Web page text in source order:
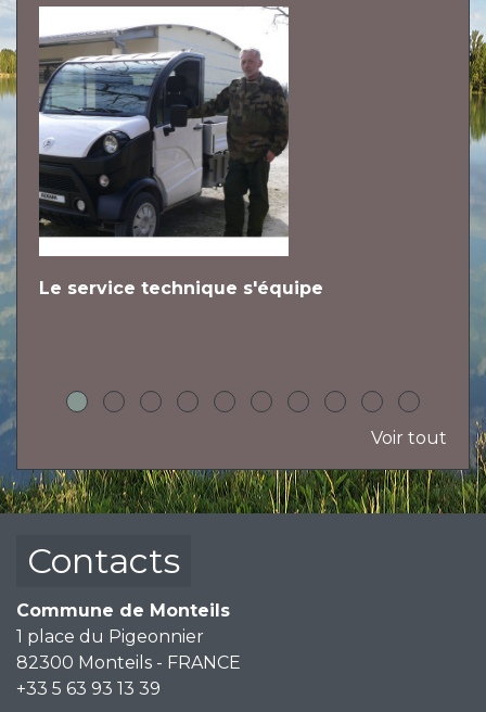
Le service technique s'équipe
Voir tout
Contacts
Commune de Monteils
1 place du Pigeonnier
82300 Monteils - FRANCE
+33 5 63 93 13 39